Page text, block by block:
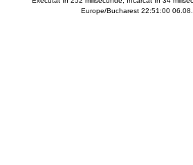
Europe/Bucharest 22:51:00